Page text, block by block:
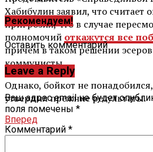
Хабибулин заявил, что считает
пригрозил, что в случае
полномочий откажутся все
причём в таком решении
коммунисты.
Однако, бойкот не
утвердил прежние результаты.
Вперед
Чиновника с непогашенной
Рекомендуем!
Оставить комментарий
Leave a Reply
Ваш адрес email не будет
поля помечены *
Комментарий *